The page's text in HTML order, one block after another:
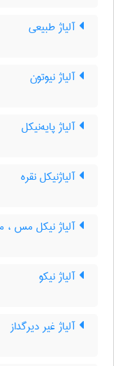
آلیاژ طبیعی
آلیاژ نیوتون
آلیاژ پایه‌نیکل
آلیاژنیکل نقره
آلیاژ نیکل مس ،
آلیاژ نیکو
آلیاژ غیر دیرگداز